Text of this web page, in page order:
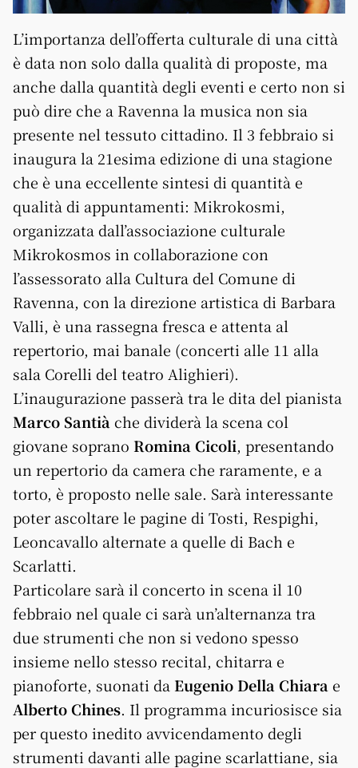
L’importanza dell’offerta culturale di una città
è data non solo dalla qualità di proposte, ma
anche dalla quantità degli eventi e certo non si
può dire che a Ravenna la musica non sia
presente nel tessuto cittadino. Il 3 febbraio si
inaugura la 21esima edizione di una stagione
che è una eccellente sintesi di quantità e
qualità di appuntamenti: Mikrokosmi,
organizzata dall’associazione culturale
Mikrokosmos in collaborazione con
l’assessorato alla Cultura del Comune di
Ravenna, con la direzione artistica di Barbara
Valli, è una rassegna fresca e attenta al
repertorio, mai banale (concerti alle 11 alla
sala Corelli del teatro Alighieri).
L’inaugurazione passerà tra le dita del pianista
Marco Santià che dividerà la scena col
giovane soprano Romina Cicoli, presentando
un repertorio da camera che raramente, e a
torto, è proposto nelle sale. Sarà interessante
poter ascoltare le pagine di Tosti, Respighi,
Leoncavallo alternate a quelle di Bach e
Scarlatti.
Particolare sarà il concerto in scena il 10
febbraio nel quale ci sarà un’alternanza tra
due strumenti che non si vedono spesso
insieme nello stesso recital, chitarra e
pianoforte, suonati da Eugenio Della Chiara e
Alberto Chines. Il programma incuriosisce sia
per questo inedito avvicendamento degli
strumenti davanti alle pagine scarlattiane, sia